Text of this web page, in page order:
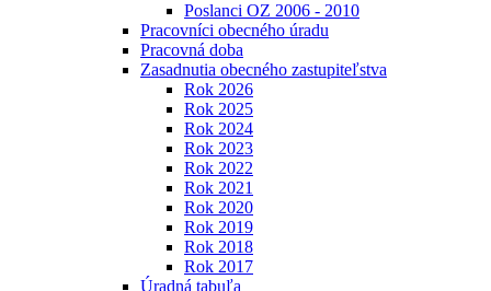
Poslanci OZ 2006 - 2010
Pracovníci obecného úradu
Pracovná doba
Zasadnutia obecného zastupiteľstva
Rok 2026
Rok 2025
Rok 2024
Rok 2023
Rok 2022
Rok 2021
Rok 2020
Rok 2019
Rok 2018
Rok 2017
Úradná tabuľa